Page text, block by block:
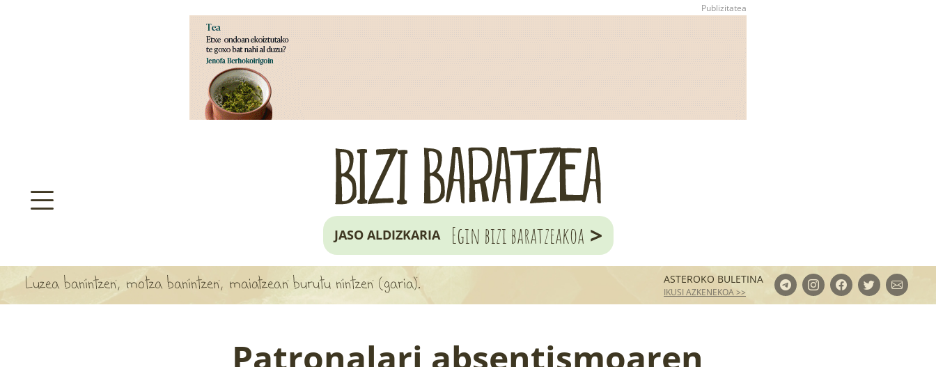
ARBOLA APARTEN MAPA
JASO ALDIZKARIA Egin bizi baratzeakoa >
Luzea banintzen, motza banintzen, maiatzean burutu nintzen (garia). ASTEROKO BULETINA
IKUSI AZKENEKOA >>
Patronalari absentismoaren